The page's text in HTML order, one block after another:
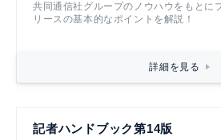
共同通信社グループのノウハウをもとに
リースの基本的なポイントを解説！
詳細を見る
記者ハンドブック第14版